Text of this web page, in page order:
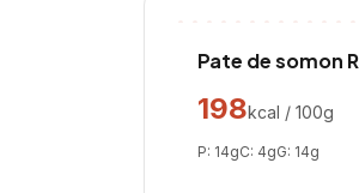
Pate de somon
198kcal / 100g
P: 14gC: 4gG: 14g